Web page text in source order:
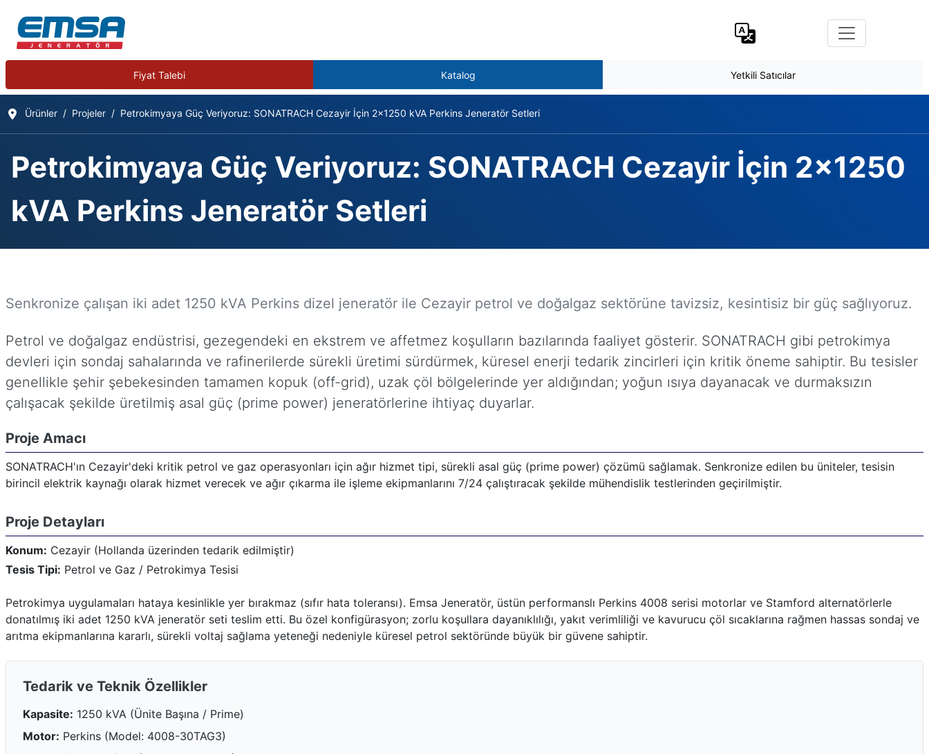
Fiyat Talebi Katalog Yetkili Satıcılar
Ürünler Projeler Petrokimyaya Güç Veriyoruz: SONATRACH Cezayir İçin 2x1250 kVA Perkins Jeneratör Setleri
Petrokimyaya Güç Veriyoruz: SONATRACH Cezayir İçin 2x1250
kVA Perkins Jeneratör Setleri
Projeler
Ayrıntılar
Kategori:Projects
Yayınlandı: 23 Mart 2026
Oluşturuldu: 23 Mart 2026
Son Güncelleme: 24 Mart 2026
Senkronize çalışan iki adet 1250 kVA Perkins dizel jeneratör ile Cezayir petrol ve doğalgaz sektörüne tavizsiz, kesintisiz bir güç sağlıyoruz.
Petrol ve doğalgaz endüstrisi, gezegendeki en ekstrem ve affetmez koşulların bazılarında faaliyet gösterir. SONATRACH gibi petrokimya
devleri için sondaj sahalarında ve rafinerilerde sürekli üretimi sürdürmek, küresel enerji tedarik zincirleri için kritik öneme sahiptir. Bu tesisler
genellikle şehir şebekesinden tamamen kopuk (off-grid), uzak çöl bölgelerinde yer aldığından; yoğun ısıya dayanacak ve durmaksızın
çalışacak şekilde üretilmiş asal güç (prime power) jeneratörlerine ihtiyaç duyarlar.
Proje Amacı
SONATRACH'ın Cezayir'deki kritik petrol ve gaz operasyonları için ağır hizmet tipi, sürekli asal güç (prime power) çözümü sağlamak. Senkronize edilen bu üniteler, tesisin
birincil elektrik kaynağı olarak hizmet verecek ve ağır çıkarma ile işleme ekipmanlarını 7/24 çalıştıracak şekilde mühendislik testlerinden geçirilmiştir.
Proje Detayları
Konum: Cezayir (Hollanda üzerinden tedarik edilmiştir)
Tesis Tipi: Petrol ve Gaz / Petrokimya Tesisi
Petrokimya uygulamaları hataya kesinlikle yer bırakmaz (sıfır hata toleransı). Emsa Jeneratör, üstün performanslı Perkins 4008 serisi motorlar ve Stamford alternatörlerle
donatılmış iki adet 1250 kVA jeneratör seti teslim etti. Bu özel konfigürasyon; zorlu koşullara dayanıklılığı, yakıt verimliliği ve kavurucu çöl sıcaklarına rağmen hassas sondaj ve
arıtma ekipmanlarına kararlı, sürekli voltaj sağlama yeteneği nedeniyle küresel petrol sektöründe büyük bir güvene sahiptir.
Tedarik ve Teknik Özellikler
Kapasite: 1250 kVA (Ünite Başına / Prime)
Motor: Perkins (Model: 4008-30TAG3)